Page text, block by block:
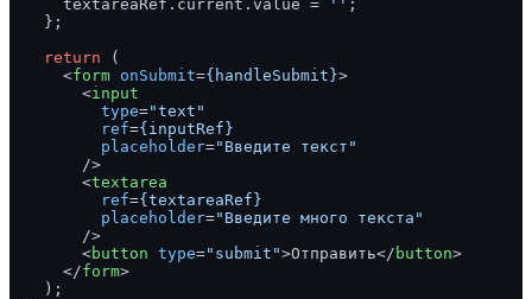
    textareaRef.
current . value = '' ;
  };
return (
<form onSubmit={handleSubmit}>
<input
type="text"
ref={inputRef}
placeholder="Введите текст"
      />
<textarea
ref={textareaRef}
placeholder="Введите много текста"
      />
<button type="submit">Отправить</ button>
</form>
  );